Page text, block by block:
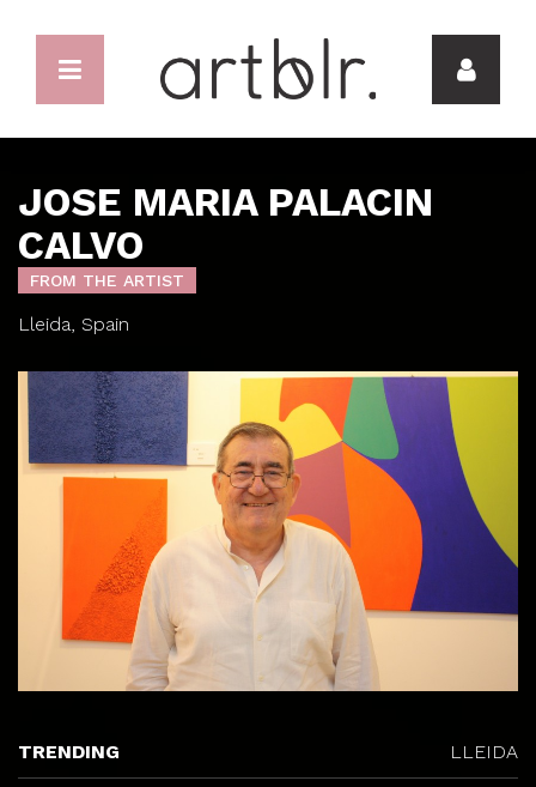
JOSE MARIA PALACIN
CALVO
FROM THE ARTIST
Lleida, Spain
TRENDING LLEIDA